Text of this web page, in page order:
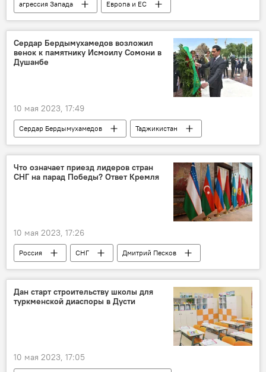
агрессия Запада
Европа и ЕС
Армия и вооружение
Украина
Сердар Бердымухамедов возложил
венок к памятнику Исмоилу Сомони в
Душанбе
10 мая 2023, 17:49
Сердар Бердымухамедов
Таджикистан
Туркменистан
Политика
Что означает приезд лидеров стран
СНГ на парад Победы? Ответ Кремля
10 мая 2023, 17:26
Россия СНГ
Дмитрий Песков
9 мая - День Победы в Великой Отечественной войне
парад
Политика
Дан старт строительству школы для
туркменской диаспоры в Дусти
10 мая 2023, 17:05